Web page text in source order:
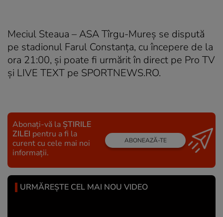
Meciul Steaua – ASA Tîrgu-Mureș se dispută
pe stadionul Farul Constanța, cu începere de la
ora 21:00, și poate fi urmărit în direct pe Pro TV
și LIVE TEXT pe SPORTNEWS.RO.
Abonați-vă la ȘTIRILE
ZILEI pentru a fi la
curent cu cele mai noi
informații.
ABONEAZĂ-TE
URMĂREȘTE CEL MAI NOU VIDEO